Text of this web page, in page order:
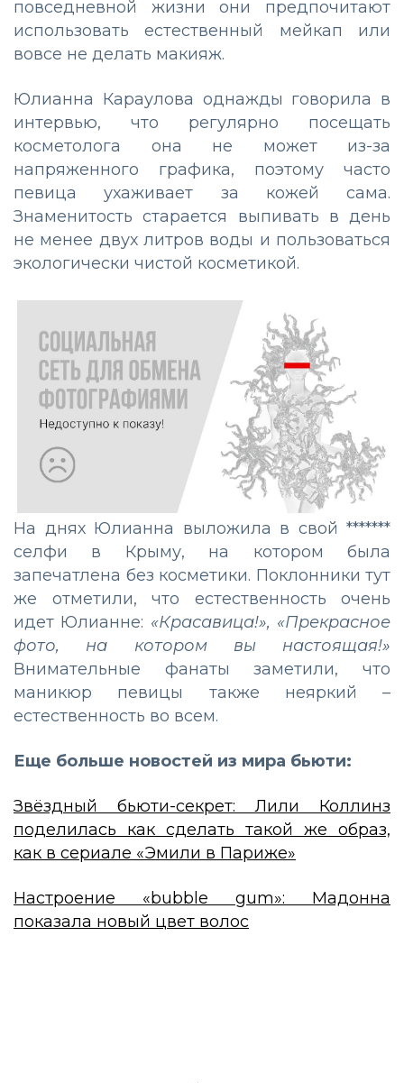
повседневной жизни они предпочитают
использовать естественный мейкап или
вовсе не делать макияж.
Юлианна Караулова однажды говорила в
интервью, что регулярно посещать
косметолога она не может из-за
напряженного графика, поэтому часто
певица ухаживает за кожей сама.
Знаменитость старается выпивать в день
не менее двух литров воды и пользоваться
экологически чистой косметикой.
На днях Юлианна выложила в свой *******
селфи в Крыму, на котором была
запечатлена без косметики. Поклонники тут
же отметили, что естественность очень
идет Юлианне: «Красавица!», «Прекрасное
фото, на котором вы настоящая!»
Внимательные фанаты заметили, что
маникюр певицы также неяркий –
естественность во всем.
Еще больше новостей из мира бьюти:
Звёздный бьюти-секрет: Лили Коллинз
поделилась как сделать такой же образ,
как в сериале «Эмили в Париже»
Настроение «bubble gum»: Мадонна
показала новый цвет волос